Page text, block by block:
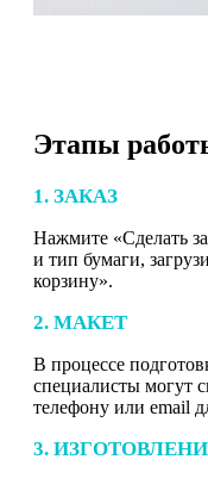
Этапы
1. ЗАКАЗ
Нажмите «Сделать
и тип бумаги,
корзину».
2. МАКЕТ
В процессе
специалисты могут
телефону или email
3.